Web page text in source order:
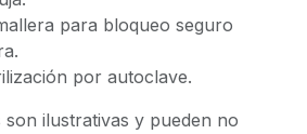
para bloqueo seguro
por autoclave.
son ilustrativas y pueden no